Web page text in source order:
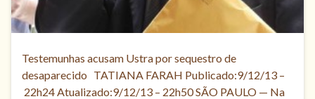
Testemunhas acusam Ustra por sequestro de
desaparecido TATIANA FARAH Publicado:9/12/13 –
22h24 Atualizado:9/12/13 – 22h50 SÃO PAULO — Na